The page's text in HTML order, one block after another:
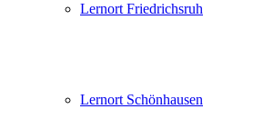
Lernort Friedrichsruh
Lernort Schönhausen